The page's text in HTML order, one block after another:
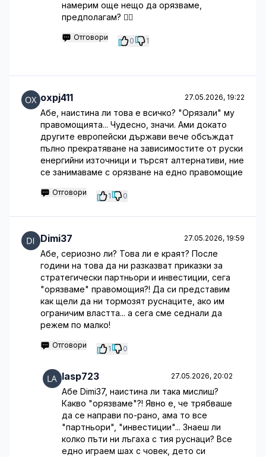
намерим още нещо да орязваме,
предполагам? 🤦‍♂️
Отговори 0 1
oxpj411 27.05.2026, 19:22
Абе, наистина ли това е всичко? "Орязали" му
правомощията... Чудесно, значи. Ами докато
другите европейски държави вече обсъждат
пълно прекратяване на зависимостите от руски
енергийни източници и търсят алтернативи, ние
се занимаваме с орязване на едно правомощие
Отговори 1 0
Dimi37 27.05.2026, 19:59
Абе, сериозно ли? Това ли е краят? После
години на това да ни разказват приказки за
стратегически партньори и инвестиции, сега
"орязваме" правомощия?! Да си представим
как щели да ни тормозят руснаците, ако им
ограничим властта... а сега сме седнали да
режем по малко!
Отговори 1 0
lasp723 27.05.2026, 20:02
Абе Dimi37, наистина ли така мислиш?
Какво "орязваме"?! Явно е, че трябваше
да се направи по-рано, ама то все
"партньори", "инвестиции"... Знаеш ли
колко пъти ни лъгаха с тия руснаци? Все
едно играем шах с човек, дето си